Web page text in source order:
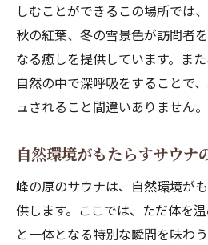
峰の原の気候がサウナ
自然の中で試す温冷刺
サウナ後の新鮮な外気がも
新鮮な外気が体に与
サウナ後の外気浴の重
自然の風を感じること
ぎ
サウナ後の外気がもた
しむことができるこの場所では
秋の紅葉、冬の雪景色が訪問者
なる癒しを提供しています。ま
自然の中で深呼吸をすることで
ュされること間違いありません。
自然環境がもたらすサウナ
峰の原のサウナは、自然環境が
供します。ここでは、ただ体を
と一体となる特別な瞬間を味わ